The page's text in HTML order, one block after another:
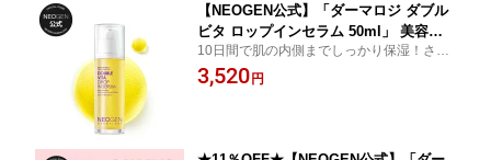
【NEOGEN公式】「ダーマロジ ダブル
ビタ ロップインセラム 50ml」 美容液
キメ ツヤ くすみケア 保湿 角質 高保湿
うるおい ツヤ 肌 浸透 弾力 くすみ除去
10日間で肌の内側までしっかり保湿！さら
さらテクスチャーでツヤ肌実現♪ くすみ除
去 色素沈着
3,520円